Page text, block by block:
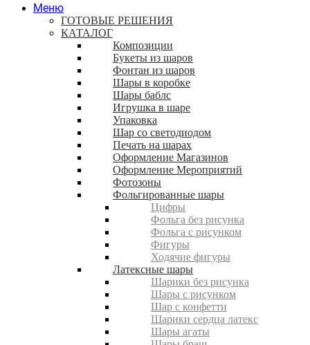
Меню
ГОТОВЫЕ РЕШЕНИЯ
КАТАЛОГ
Композиции
Букеты из шаров
Фонтан из шаров
Шары в коробке
Шары баблс
Игрушка в шаре
Упаковка
Шар со светодиодом
Печать на шарах
Оформление Магазинов
Оформление Мероприятий
Фотозоны
Фольгированные шары
Цифры
Фольга без рисунка
Фольга с рисунком
Фигуры
Ходячие фигуры
Латексные шары
Шарики без рисунка
Шары с рисунком
Шар с конфетти
Шарики сердца латекс
Шары агаты